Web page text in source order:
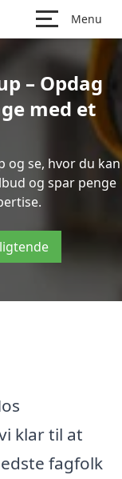
Menu
– Opdag
med et
og se, hvor du kan
og spar penge
klar til at
fagfolk